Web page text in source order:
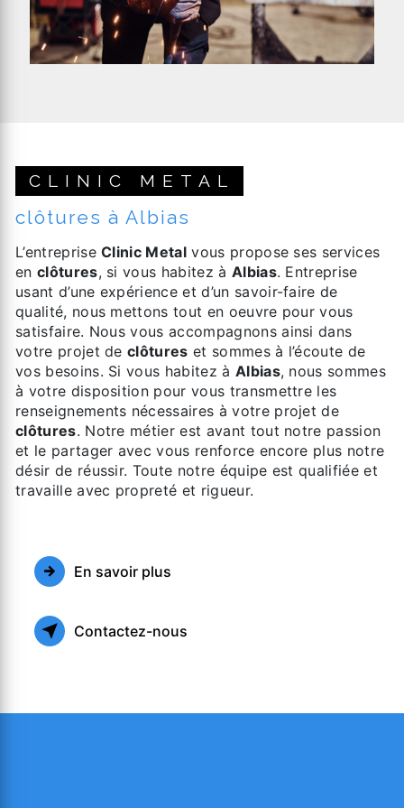
CLINIC METAL
clôtures à Albias
L’entrepriseClinic Metal vous propose ses services
en clôtures, si vous habitez à Albias. Entreprise
usant d’une expérience et d’un savoir-faire de
qualité, nous mettons tout en oeuvre pour vous
satisfaire. Nous vous accompagnons ainsi dans
votre projet declôtures et sommes à l’écoute de
vos besoins. Si vous habitez à Albias, nous sommes
à votre disposition pour vous transmettre les
renseignements nécessaires à votre projet de
clôtures. Notre métier est avant tout notre passion
et le partager avec vous renforce encore plus notre
désir de réussir. Toute notre équipe est qualifiée et
travaille avec propreté et rigueur.
En savoir plus
Contactez-nous